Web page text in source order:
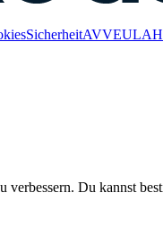
SicherheitAVVEULA
Du kannst